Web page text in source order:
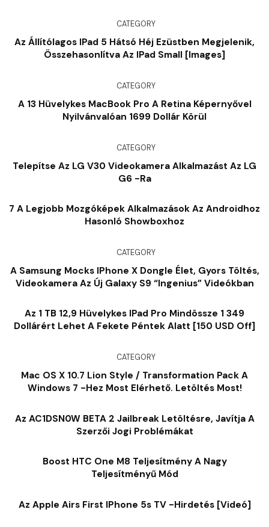
CATEGORY
Az Állítólagos IPad 5 Hátsó Héj Ezüstben Megjelenik,
Összehasonlítva Az IPad Small [Images]
CATEGORY
A 13 Hüvelykes MacBook Pro A Retina Képernyővel
Nyilvánvalóan 1699 Dollár Körül
CATEGORY
Telepítse Az LG V30 Videokamera Alkalmazást Az LG
G6 -ra
7 A Legjobb Mozgóképek Alkalmazások Az Androidhoz
Hasonló Showboxhoz
CATEGORY
A Samsung Mocks IPhone X Dongle Élet, Gyors Töltés,
Videokamera Az Új Galaxy S9 “Ingenius” Videókban
Az 1 TB 12,9 Hüvelykes IPad Pro Mindössze 1 349
Dollárért Lehet A Fekete Péntek Alatt [150 USD Off]
CATEGORY
Mac OS X 10.7 Lion Style / Transformation Pack A
Windows 7 -hez Most Elérhető. Letöltés Most!
Az AC1DSN0W BETA 2 Jailbreak Letöltésre, Javítja A
Szerzői Jogi Problémákat
Boost HTC One M8 Teljesítmény A Nagy
Teljesítményű Mód
Az Apple Airs First IPhone 5s TV -hirdetés [videó]